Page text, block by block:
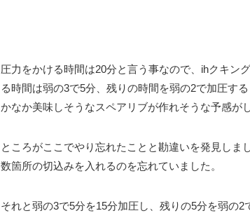
圧力をかける時間は20分と言う事なので、ihクキン
る時間は弱の3で5分、残りの時間を弱の2で加圧す
かなか美味しそうなスペアリブが作れそうな予感がし
ところがここでやり忘れたことと勘違いを発見しま
数箇所の切込みを入れるのを忘れていました。
それと弱の3で5分を15分加圧し、残りの5分を弱の